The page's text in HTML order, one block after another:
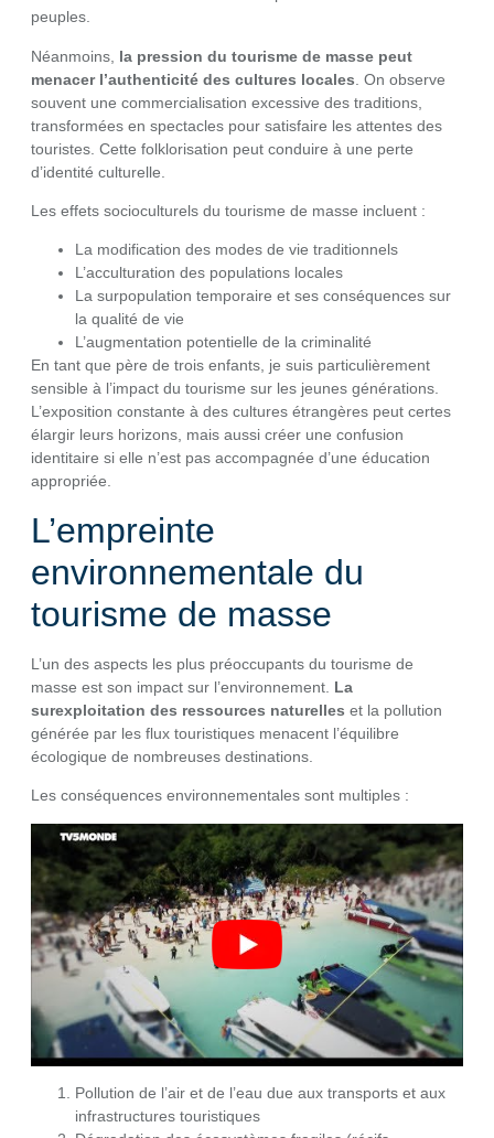
peuples.
Néanmoins, la pression du tourisme de masse peut
menacer l’authenticité des cultures locales . On observe
souvent une commercialisation excessive des traditions,
transformées en spectacles pour satisfaire les attentes des
touristes. Cette folklorisation peut conduire à une perte
d’identité culturelle.
Les effets socioculturels du tourisme de masse incluent :
La modification des modes de vie traditionnels
L’acculturation des populations locales
La surpopulation temporaire et ses conséquences sur
la qualité de vie
L’augmentation potentielle de la criminalité
En tant que père de trois enfants, je suis particulièrement
sensible à l’impact du tourisme sur les jeunes générations.
L’exposition constante à des cultures étrangères peut certes
élargir leurs horizons, mais aussi créer une confusion
identitaire si elle n’est pas accompagnée d’une éducation
appropriée.
L’empreinte
environnementale du
tourisme de masse
L’un des aspects les plus préoccupants du tourisme de
masse est son impact sur l’environnement. La
surexploitation des ressources naturelles et la pollution
générée par les flux touristiques menacent l’équilibre
écologique de nombreuses destinations.
Les conséquences environnementales sont multiples :
Pollution de l’air et de l’eau due aux transports et aux
infrastructures touristiques